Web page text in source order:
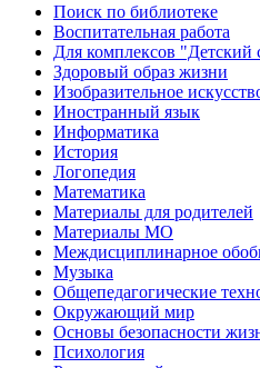
Поиск по библиотеке
Воспитательная работа
Для комплексов "Детский
Здоровый образ жизни
Изобразительное
Иностранный язык
Информатика
История
Логопедия
Математика
Материалы для родителей
Материалы МО
Междисциплинарное
Музыка
Общепедагогические
Окружающий мир
Основы безопасности
Психология